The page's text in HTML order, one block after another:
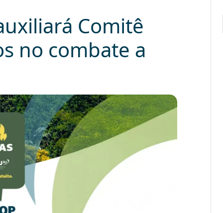
Comitê
no combate a